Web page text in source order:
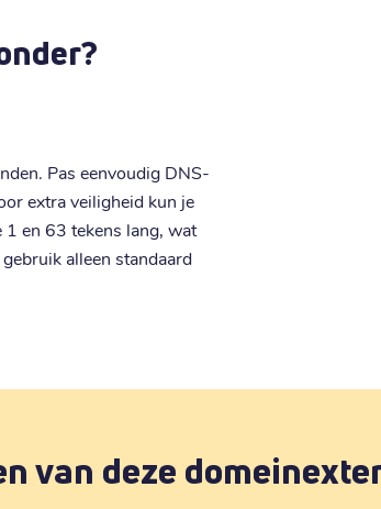
Pas eenvoudig DNS-
extra veiligheid kun je
1 en 63 tekens lang, wat
alleen standaard
van deze